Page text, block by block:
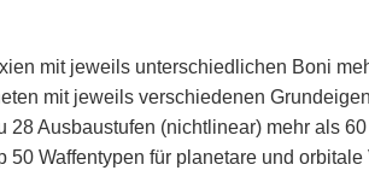
mit jeweils unterschiedlichen Boni
mit jeweils verschiedenen
28 Ausbaustufen (nichtlinear) mehr als
50 Waffentypen für planetare und